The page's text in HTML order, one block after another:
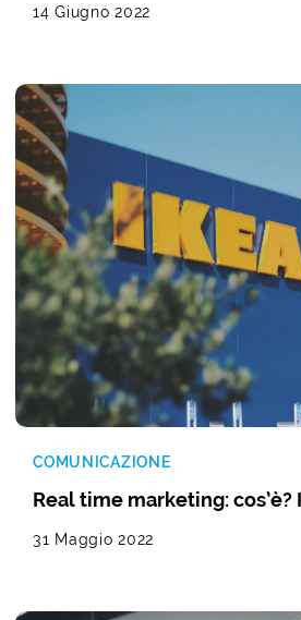
14 Giugno 2022
COMUNICAZIONE
Real time marketing: cos’è?
31 Maggio 2022